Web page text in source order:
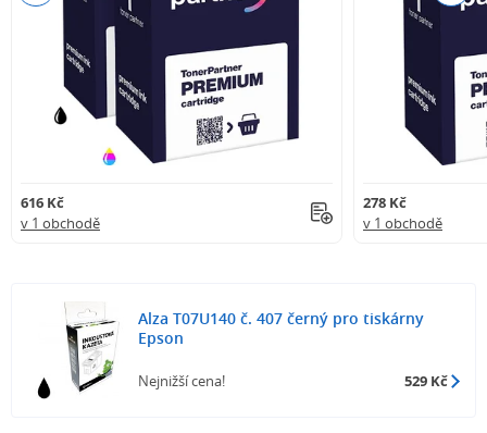
616 Kč
v 1 obchodě
278 Kč
v 1 obchodě
Alza T07U140 č. 407 černý pro tiskárny
Epson
Nejnižší cena! 529 Kč